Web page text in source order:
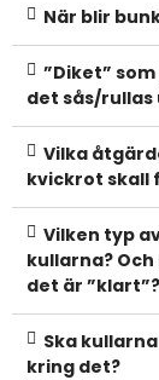
När blir
”Diket”
det sås/rullas
Vilka
kvickrot skall
Vilken typ
kullarna?
det är
Ska
kring det?